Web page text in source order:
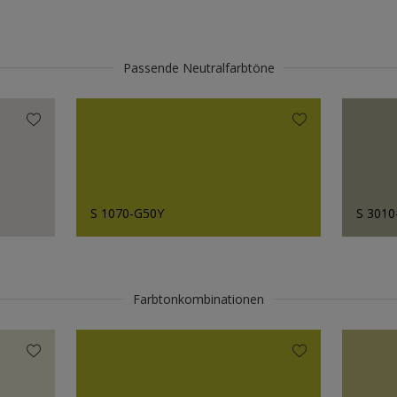
Passende Neutralfarbtöne
S 1070-G50Y S
Farbtonkombinationen